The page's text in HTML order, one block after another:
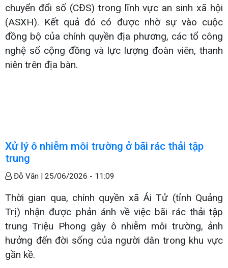
chuyển đổi số (CĐS) trong lĩnh vực an sinh xã hội
(ASXH). Kết quả đó có được nhờ sự vào cuộc
đồng bộ của chính quyền địa phương, các tổ công
nghệ số cộng đồng và lực lượng đoàn viên, thanh
niên trên địa bàn.
Xử lý ô nhiễm môi trường ở bãi rác thải tập
trung
Đỗ Văn | 25/06/2026 - 11:09
Thời gian qua, chính quyền xã Ái Tử (tỉnh Quảng
Trị) nhận được phản ánh về việc bãi rác thải tập
trung Triệu Phong gây ô nhiễm môi trường, ảnh
hưởng đến đời sống của người dân trong khu vực
gần kề.